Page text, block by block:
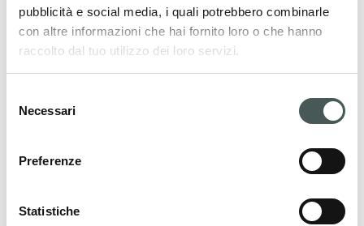
pubblicità e social media, i quali potrebbero combinarle
con altre informazioni che hai fornito loro o che hanno
raccolto dal tuo utilizzo dei loro servizi.
delNecessari
Preferenze
Statistiche
I nostri prodotti
Scopri le nostre pavimentazioni tessili per il